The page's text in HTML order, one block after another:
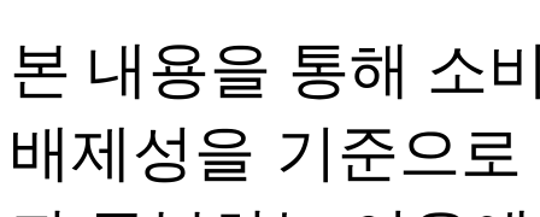
본 내용을 통해 소
배제성을 기준으